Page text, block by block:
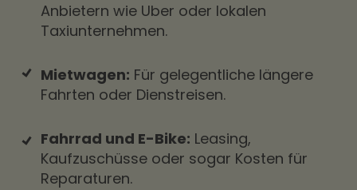
Anbietern wie Uber oder lokalen
Taxiunternehmen.
Mietwagen: Für gelegentliche längere
Fahrten oder Dienstreisen.
Fahrrad und E-Bike: Leasing,
Kaufzuschüsse oder sogar Kosten für
Reparaturen.